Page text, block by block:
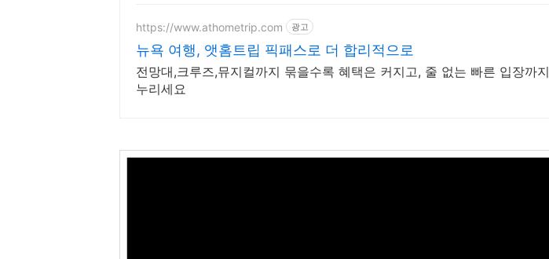
https://www.athometrip.com 광고
뉴욕 여행, 앳홈트립 픽패스로 더 합리적으로
전망대,크루즈,뮤지컬까지 묶을수록 혜택은 커지고, 줄 없는 빠른 입장까지
누리세요